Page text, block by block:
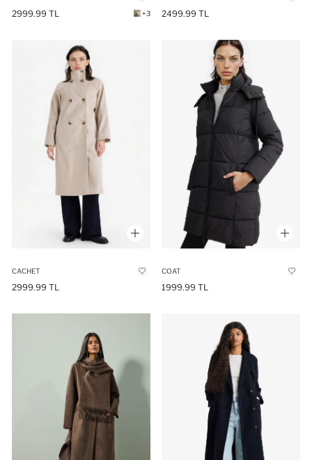
2999.99 TL +3 2499.99 TL
CACHET
2999.99 TL
COAT
1999.99 TL